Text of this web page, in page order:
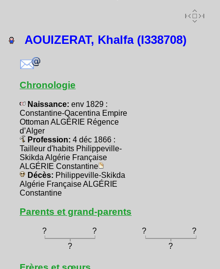
AOUIZERAT, Khalfa (I338708)
Chronologie
Naissance: env 1829 :
Constantine-Qacentina Empire
Ottoman ALGÉRIE Régence
d’Alger
Profession: 4 déc 1866 :
Tailleur d'habits Philippeville-
Skikda Algérie Française
ALGÉRIE Constantine
Décès: Philippeville-Skikda
Algérie Française ALGÉRIE
Constantine
Parents et grand-parents
? ? ?
?
?
?